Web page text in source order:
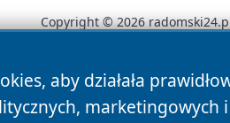
aby działała
Copyright © 2026
News Autorzy Polityka